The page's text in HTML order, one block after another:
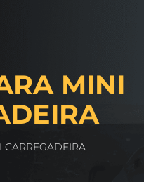
MINI
CARREGADEIRA